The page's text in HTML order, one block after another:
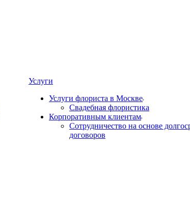
Услуги
Услуги флориста в Москве
Свадебная флористика
Корпоративным клиентам
Сотрудничество на основе
договоров